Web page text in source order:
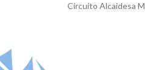
next
Circuito Alcaidesa